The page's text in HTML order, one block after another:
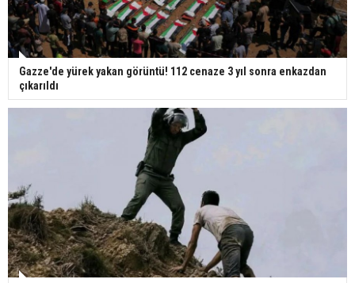
Gazze'de yürek yakan görüntü! 112 cenaze 3 yıl sonra enkazdan
çıkarıldı